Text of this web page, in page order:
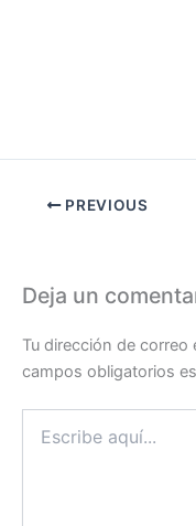
PREVIOUS
Deja un
Tu dirección de
campos obligatorios
aquí...